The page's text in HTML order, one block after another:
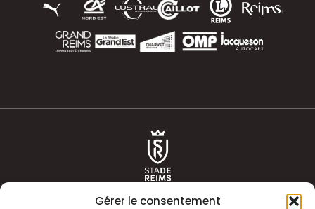
Gérer le consentement